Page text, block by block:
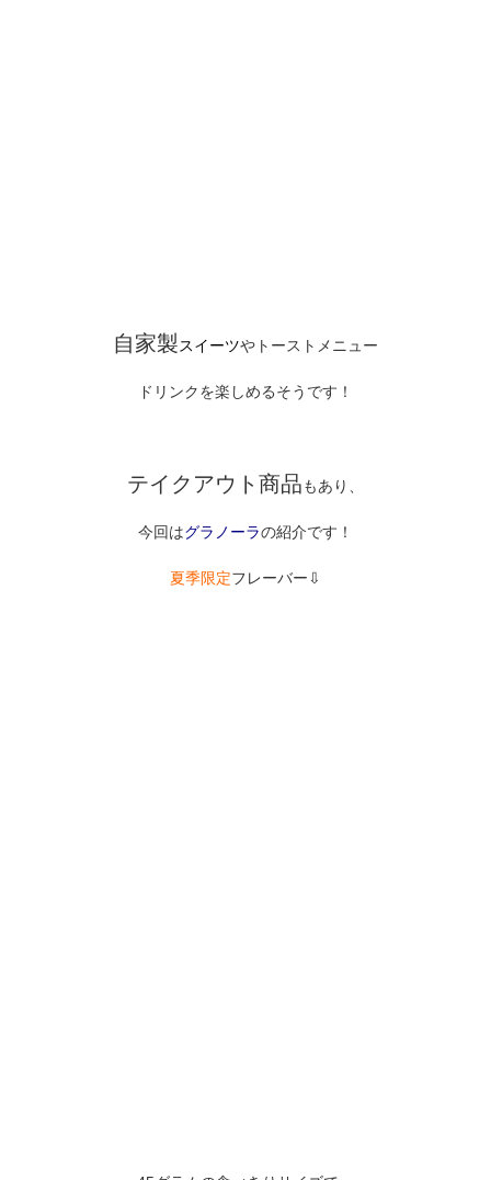
自家製スイーツやトーストメニュー
ドリンクを楽しめるそうです！
テイクアウト商品もあり、
今回はグラノーラの紹介です！
夏季限定フレーバー⇩